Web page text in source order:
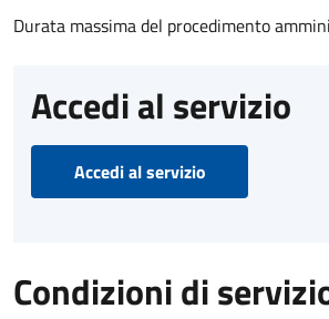
Durata massima del procedimento
Accedi al servizio
Accedi al servizio
Condizioni di